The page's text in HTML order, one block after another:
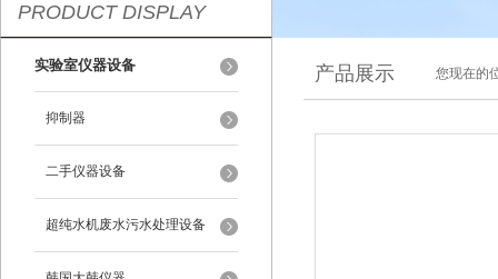
PRODUCT DISPLAY
实验室仪器设备
抑制器
二手仪器设备
超纯水机废水污水处理设备
产品展示 您现在的